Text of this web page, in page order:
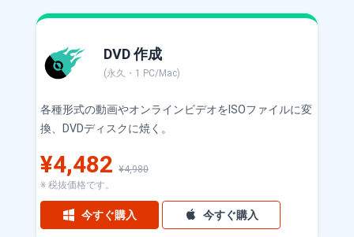
DVD 作成
(永久・1 PC/Mac)
各種形式の動画やオンラインビデオをISOファイルに変
換、DVDディスクに焼く。
¥4,482 ¥4,980
※ 税抜価格です。
今すぐ購入 今すぐ購入